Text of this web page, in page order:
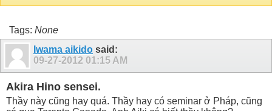
Tags: None
Iwama aikido said:
09-27-2012 01:15 AM
Akira Hino sensei.
Thầy này cũng hay quá. Thầy hay có seminar ở Pháp, cũng